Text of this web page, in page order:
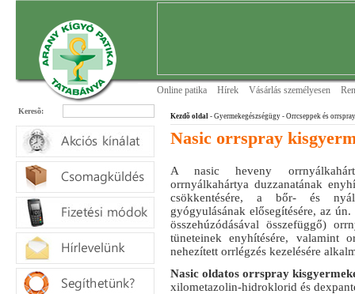
Online patika Hírek Vásárlás személyesen
Keresõ:
Kezdõ oldal - Gyermekegészségügy - Orrcseppek és
Nasic orrspray
A nasic heveny
orrnyálkahártya duzzanatának
csökkentésére, a bőr- és
gyógyulásának elősegítésére, az
összehúzódásával összefüggő)
tüneteinek enyhítésére, valamint
nehezített orrlégzés kezelésére
Nasic oldatos orrspray
xilometazolin-hidroklorid és